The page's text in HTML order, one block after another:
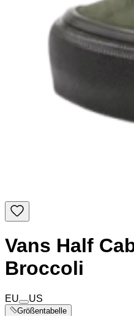
Vans Half
Broccoli
EU US
Größentabelle